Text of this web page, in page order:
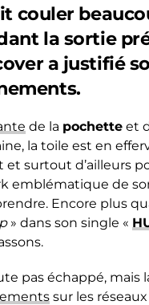
couler
la sortie
a justifié
de la pochette et
la toile est en
surtout d’ailleurs
emblématique de
Encore plus
» dans son single «
pas échappé, mais
sur les